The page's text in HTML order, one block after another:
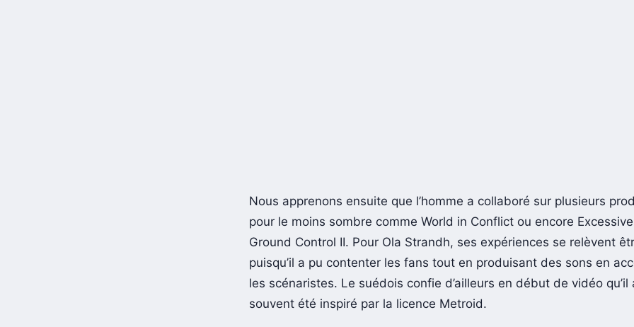
Nous apprenons ensuite que l’homme a collaboré sur plusieurs
pour le moins sombre comme World in Conflict ou encore
Ground Control II. Pour Ola Strandh, ses expériences se relèvent
puisqu’il a pu contenter les fans tout en produisant des sons en
les scénaristes. Le suédois confie d’ailleurs en début de vidéo qu’il
souvent été inspiré par la licence Metroid.